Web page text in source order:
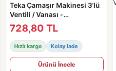
Teka Çamaşır Makinesi 3'lü
Ventili / Vanası -
2005680400
728,80 TL
Hızlı kargo Kolay iade
Ürünü İncele